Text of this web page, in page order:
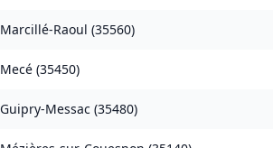
Marcillé-Raoul (35560)
Mecé (35450)
Guipry-Messac (35480)